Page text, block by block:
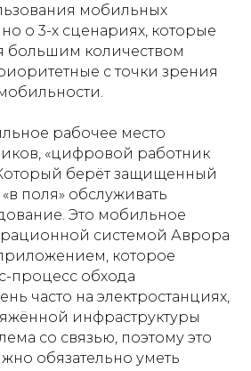
мобильных
о 3-х сценариях, которые
большим количеством
с точки зрения
рабочее место
«цифровой работник
берёт защищенный
поля» обслуживать
Это мобильное
системой Аврора
которое
процесс обхода
часто на электростанциях,
инфраструктуры
со связью, поэтому это
обязательно уметь